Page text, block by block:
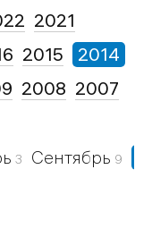
2021
2015 2014
3 Сентябрь 9
2008 2007